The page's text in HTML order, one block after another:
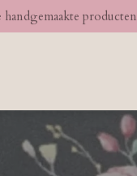
producten